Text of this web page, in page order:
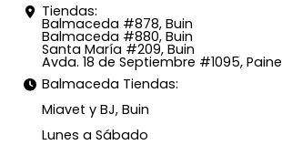
Tiendas:
Balmaceda #878, Buin
Balmaceda #880, Buin
Santa María #209, Buin
Avda. 18 de Septiembre #1095, Paine
Balmaceda Tiendas:
Miavet y BJ, Buin
Lunes a Sábado